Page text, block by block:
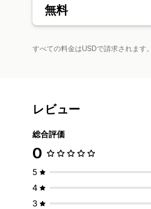
無料
すべての料金はUSDで請求されます。
レビュー
総合評価
0
5
4
3